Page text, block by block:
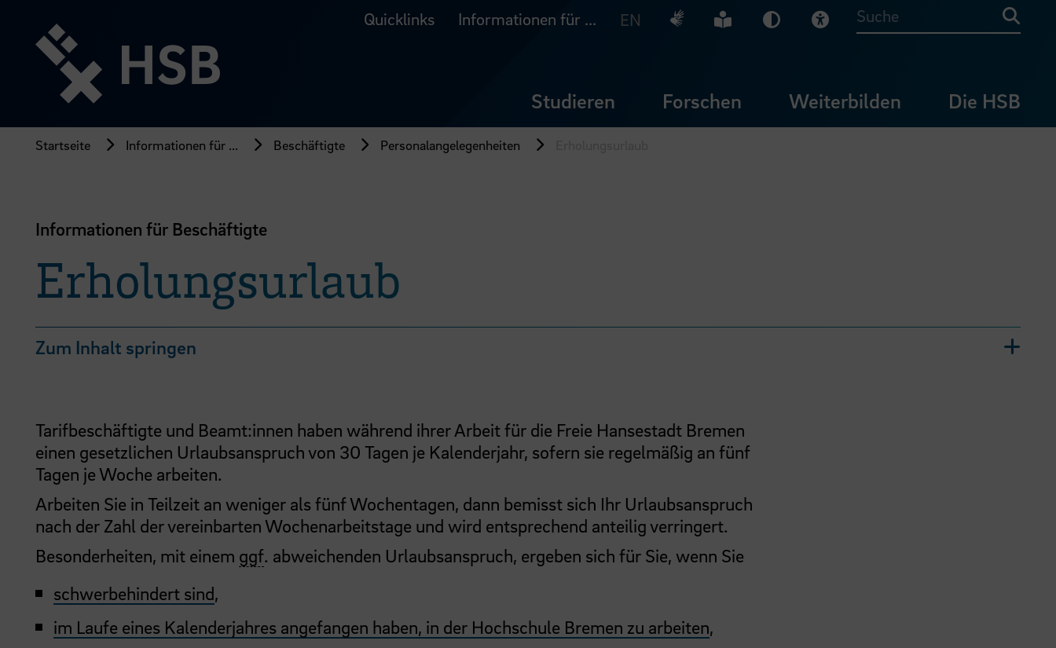
Seiteninhalt
springen
Quicklinks Informationen für ... EN Deutsche Gebärdensprache
Leichte Sprache
Dunkel-Modus
Visuelle Hilfe
Suche
Studieren Forschen Weiterbilden Die HSB
Startseite Informationen für ... Beschäftigte Personalangelegenheiten
Informationen für Beschäftigte
Erholungsurlaub
Zum Inhalt springen
Tarifbeschäftigte und Beamt:innen haben während ihrer Arbeit für die Freie Hansestadt Bremen
einen gesetzlichen Urlaubsanspruch von 30 Tagen je Kalenderjahr, sofern sie regelmäßig an fünf
Tagen je Woche arbeiten.
Arbeiten Sie in Teilzeit an weniger als fünf Wochentagen, dann bemisst sich Ihr Urlaubsanspruch
nach der Zahl der vereinbarten Wochenarbeitstage und wird entsprechend anteilig verringert.
Besonderheiten, mit einem ggf. abweichenden Urlaubsanspruch, ergeben sich für Sie, wenn Sie
schwerbehindert sind,
im Laufe eines Kalenderjahres angefangen haben, in der Hochschule Bremen zu arbeiten,